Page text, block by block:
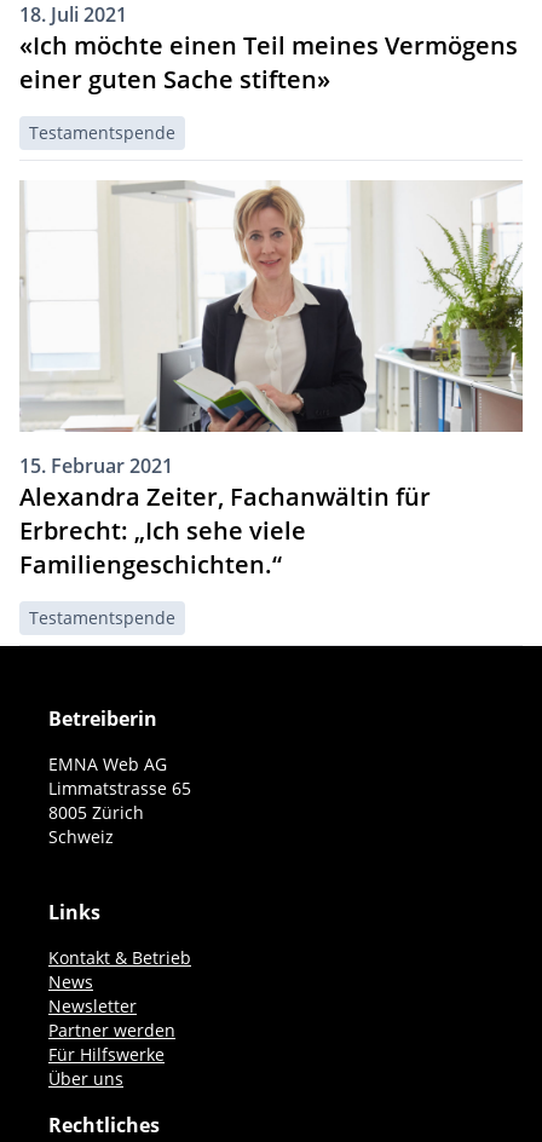
18. Juli 2021
«Ich möchte einen Teil meines Vermögens
einer guten Sache stiften»
Testamentspende
15. Februar 2021
Alexandra Zeiter, Fachanwältin für
Erbrecht: „Ich sehe viele
Familiengeschichten.“
Testamentspende
Betreiberin
EMNA Web AG
Limmatstrasse 65
8005 Zürich
Schweiz
Links
Kontakt & Betrieb
News
Newsletter
Partner werden
Für Hilfswerke
Über uns
Rechtliches